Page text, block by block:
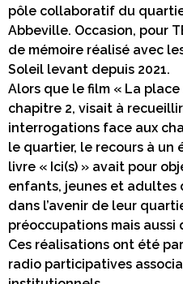
pôle collaboratif du
Abbeville. Occasion, pour
de mémoire réalisé avec
Soleil levant depuis 2021.
Alors que le film « La
chapitre 2, visait à
interrogations face aux
le quartier, le recours à un
livre « Ici(s) » avait pour
enfants, jeunes et adultes
dans l’avenir de leur
préoccupations mais aussi
Ces réalisations ont été
radio participatives